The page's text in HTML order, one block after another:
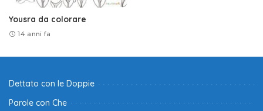
Yousra da colorare
14 anni fa
Dettato con le Doppie
Parole con Che